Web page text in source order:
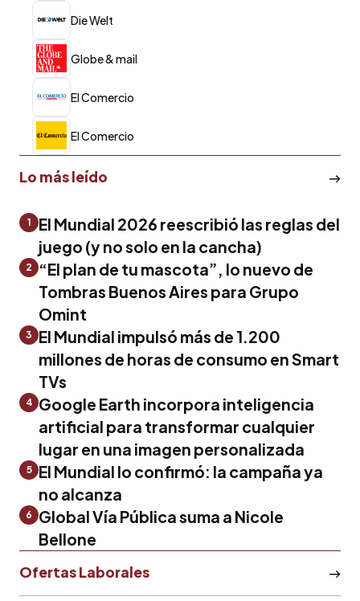
Die Welt
Globe & mail
El Comercio
El Comercio
Lo más leído
1
El Mundial 2026 reescribió las reglas del
juego (y no solo en la cancha)
2
“El plan de tu mascota”, lo nuevo de
Tombras Buenos Aires para Grupo
Omint
3
El Mundial impulsó más de 1.200
millones de horas de consumo en Smart
TVs
4 Google Earth incorpora inteligencia
artificial para transformar cualquier
lugar en una imagen personalizada
5
El Mundial lo confirmó: la campaña ya
no alcanza
6
Global Vía Pública suma a Nicole
Bellone
Ofertas Laborales